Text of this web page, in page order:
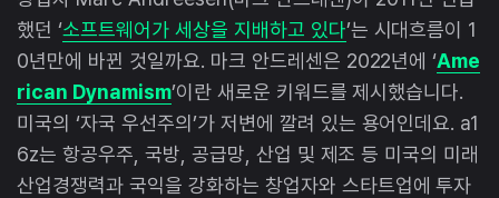
했던 ‘소프트웨어가 세상을 지배하고 있다’는 시대흐름이 1
0년만에 바뀐 것일까요. 마크 안드레센은 2022년에 ‘Ame
rican Dynamism’이란 새로운 키워드를 제시했습니다.
미국의 ‘자국 우선주의’가 저변에 깔려 있는 용어인데요. a1
6z는 항공우주, 국방, 공급망, 산업 및 제조 등 미국의 미래
산업경쟁력과 국익을 강화하는 창업자와 스타트업에 투자